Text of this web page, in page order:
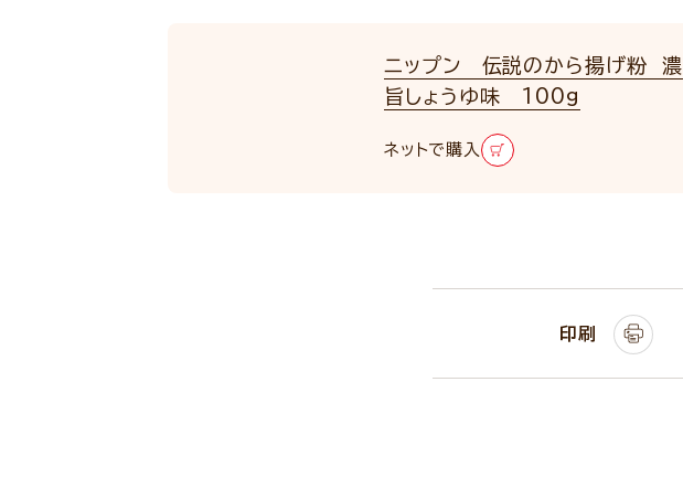
ニップン 伝説のから揚げ粉 濃
旨しょうゆ味 100g
ネットで購入
印刷